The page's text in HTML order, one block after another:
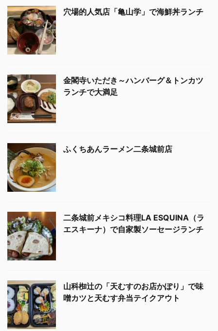
穴場的人気店「亀山学」で海鮮丼ランチ
金閣寺いただき～ハンバーグ＆トンカツ
ランチで大満足
ふくちあんラーメン二条城前店
二条城前メキシコ料理LA ESQUINA（ラ
エスキーナ）で自家製ソーセージランチ
山科椥辻の「天むすのお店かぽり」で味
噌カツと天むす弁当テイクアウト